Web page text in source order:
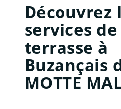
Découvrez
services
terrasse à
Buzançais
MOTTE